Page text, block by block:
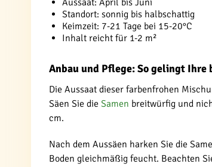
Aussaat: April bis Juni
Standort: sonnig bis halbschattig
Keimzeit: 7-21 Tage bei 15-20°C
Inhalt reicht für 1-2 m²
Anbau und Pflege: So gelingt
Die Aussaat dieser farbenfrohen
Säen Sie die Samen breitwürfig und
cm.
Nach dem Aussäen harken Sie die
Boden gleichmäßig feucht. Beachten